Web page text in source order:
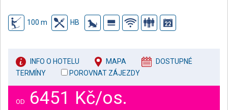
100 m HB
INFO O HOTELU MAPA
DOSTUPNÉ
TERMÍNY
POROVNAT ZÁJEZDY
OD 6451 Kč/os.